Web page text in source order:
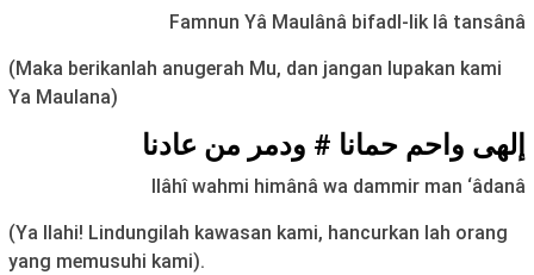
Famnun Yâ Maulânâ bifadl-lik lâ tansânâ
(Maka berikanlah anugerah Mu, dan jangan lupakan kami
Ya Maulana)
إلهی واحم حمانا # ودمر من عادنا
Ilâhî wahmi himânâ wa dammir man ‘âdanâ
(Ya Ilahi! Lindungilah kawasan kami, hancurkan lah orang
yang memusuhi kami).